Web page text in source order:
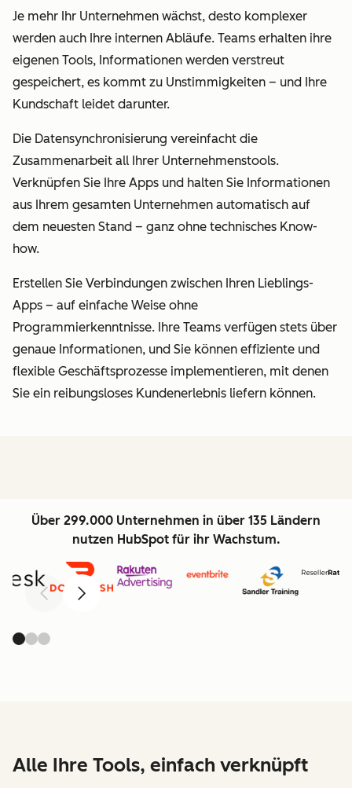
Je mehr Ihr Unternehmen wächst, desto komplexer
werden auch Ihre internen Abläufe. Teams erhalten ihre
eigenen Tools, Informationen werden verstreut
gespeichert, es kommt zu Unstimmigkeiten – und Ihre
Kundschaft leidet darunter.
Die Datensynchronisierung vereinfacht die
Zusammenarbeit all Ihrer Unternehmenstools.
Verknüpfen Sie Ihre Apps und halten Sie Informationen
aus Ihrem gesamten Unternehmen automatisch auf
dem neuesten Stand – ganz ohne technisches Know-
how.
Erstellen Sie Verbindungen zwischen Ihren Lieblings-
Apps – auf einfache Weise ohne
Programmierkenntnisse. Ihre Teams verfügen stets über
genaue Informationen, und Sie können effiziente und
flexible Geschäftsprozesse implementieren, mit denen
Sie ein reibungsloses Kundenerlebnis liefern können.
Über 299.000 Unternehmen in über 135 Ländern
nutzen HubSpot für ihr Wachstum.
ZurückWeiter
Alle Ihre Tools, einfach verknüpft